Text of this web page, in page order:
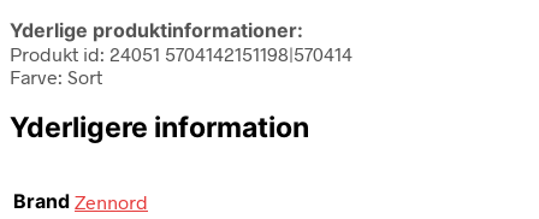
Yderlige produktinformationer:
Produkt id: 24051 5704142151198|570414
Farve: Sort
Yderligere information
Brand Zennord